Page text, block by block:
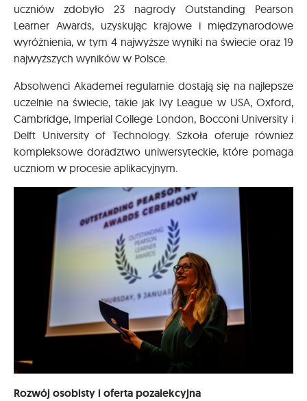
uczniów zdobyło 23 nagrody Outstanding Pearson
Learner Awards, uzyskując krajowe i międzynarodowe
wyróżnienia, w tym 4 najwyższe wyniki na świecie oraz 19
najwyższych wyników w Polsce.
Absolwenci Akademei regularnie dostają się na najlepsze
uczelnie na świecie, takie jak Ivy League w USA, Oxford,
Cambridge, Imperial College London, Bocconi University i
Delft University of Technology. Szkoła oferuje również
kompleksowe doradztwo uniwersyteckie, które pomaga
uczniom w procesie aplikacyjnym.
Rozwój osobisty i oferta pozalekcyjna